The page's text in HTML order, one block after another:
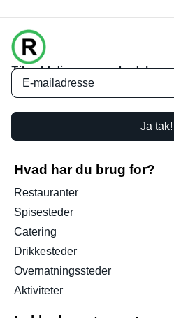
Tilmeld dig vores nyhedsbrev
Ja tak!
Hvad har du brug for?
Restauranter
Spisesteder
Catering
Drikkesteder
Overnatningssteder
Aktiviteter